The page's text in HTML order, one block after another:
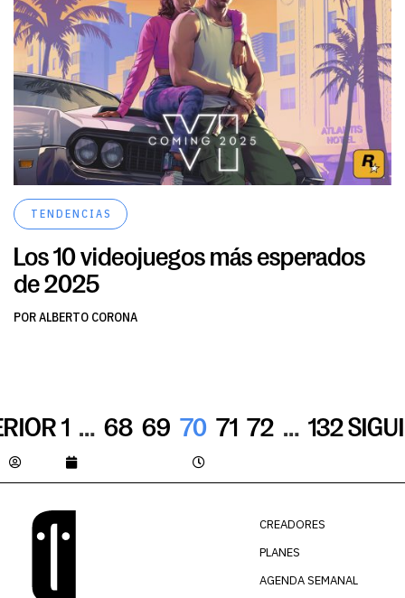
TENDENCIAS
Los 10 videojuegos más esperados
de 2025
POR ALBERTO CORONA
1 … 68 69 70 71 72 … 132
CREADORES
PLANES
AGENDA SEMANAL